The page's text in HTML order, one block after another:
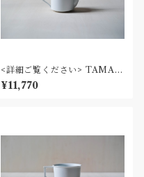
<詳細ご覧ください> TAMAK
I / コーヒーポット
¥11,770